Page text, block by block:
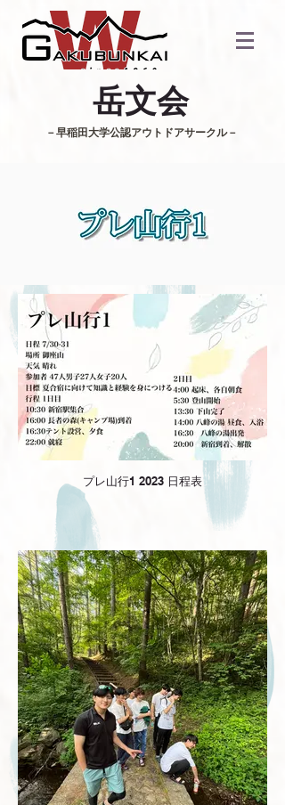
​岳文会
​－早稲田大学公認アウトドアサークル－
プレ山行1 2023 日程表